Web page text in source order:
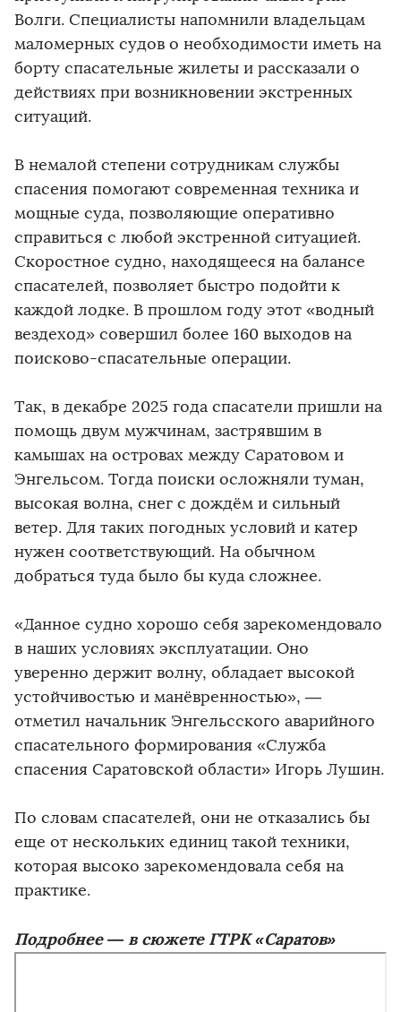
Волги. Специалисты напомнили владельцам
маломерных судов о необходимости иметь на
борту спасательные жилеты и рассказали о
действиях при возникновении экстренных
ситуаций.
В немалой степени сотрудникам службы
спасения помогают современная техника и
мощные суда, позволяющие оперативно
справиться с любой экстренной ситуацией.
Скоростное судно, находящееся на балансе
спасателей, позволяет быстро подойти к
каждой лодке. В прошлом году этот «водный
вездеход» совершил более 160 выходов на
поисково-спасательные операции.
Так, в декабре 2025 года спасатели пришли на
помощь двум мужчинам, застрявшим в
камышах на островах между Саратовом и
Энгельсом. Тогда поиски осложняли туман,
высокая волна, снег с дождём и сильный
ветер. Для таких погодных условий и катер
нужен соответствующий. На обычном
добраться туда было бы куда сложнее.
«Данное судно хорошо себя зарекомендовало
в наших условиях эксплуатации. Оно
уверенно держит волну, обладает высокой
устойчивостью и манёвренностью», —
отметил начальник Энгельсского аварийного
спасательного формирования «Служба
спасения Саратовской области» Игорь Лушин.
По словам спасателей, они не отказались бы
еще от нескольких единиц такой техники,
которая высоко зарекомендовала себя на
практике.
Подробнее — в сюжете ГТРК «Саратов»